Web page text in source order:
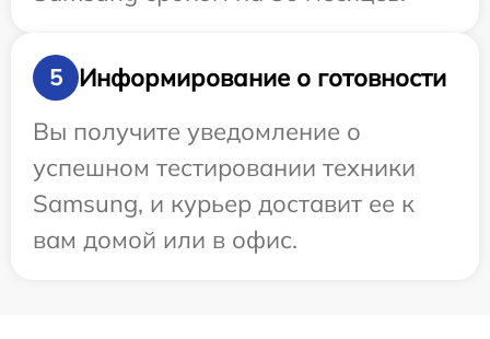
5
Информирование о готовности
Вы получите уведомление о
успешном тестировании техники
Samsung, и курьер доставит ее к
вам домой или в офис.